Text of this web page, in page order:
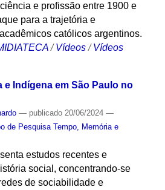
e profissão entre 1900 e
para a trajetória e
católicos argentinos.
/Vídeos /Vídeos
e Indígena em São Paulo no
— publicado20/06/2024 —
de Pesquisa Tempo, Memória e
estudos recentes e
social, concentrando-se
de sociabilidade e